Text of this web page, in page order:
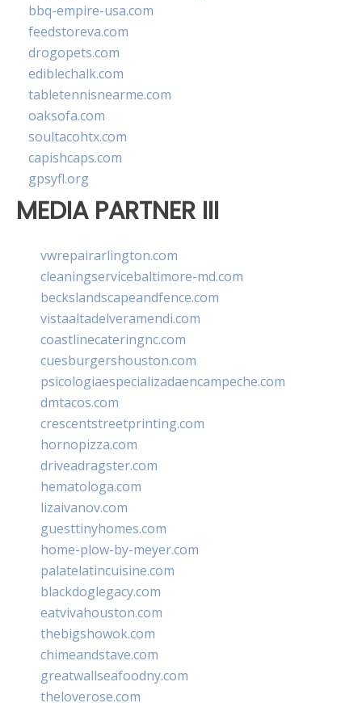
bbq-empire-usa.com
feedstoreva.com
drogopets.com
ediblechalk.com
tabletennisnearme.com
oaksofa.com
soultacohtx.com
capishcaps.com
gpsyfl.org
MEDIA PARTNER III
vwrepairarlington.com
cleaningservicebaltimore-md.com
beckslandscapeandfence.com
vistaaltadelveramendi.com
coastlinecateringnc.com
cuesburgershouston.com
psicologiaespecializadaencampeche.com
dmtacos.com
crescentstreetprinting.com
hornopizza.com
driveadragster.com
hematologa.com
lizaivanov.com
guesttinyhomes.com
home-plow-by-meyer.com
palatelatincuisine.com
blackdoglegacy.com
eatvivahouston.com
thebigshowok.com
chimeandstave.com
greatwallseafoodny.com
theloverose.com